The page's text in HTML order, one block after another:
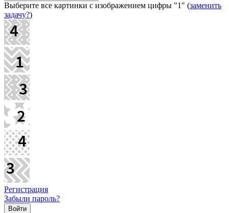
Выберите все картинки с изображением цифры "1" (заменить
задачу?)
Регистрация
Забыли пароль?